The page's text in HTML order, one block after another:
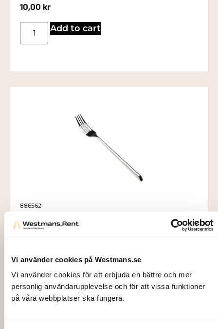
Vi använder cookies på Westmans.se
Vi använder cookies för att erbjuda en bättre och mer
personlig användarupplevelse och för att vissa funktioner
på våra webbplatser ska fungera.
10,00 kr
Add to cart
886562
Add to cart